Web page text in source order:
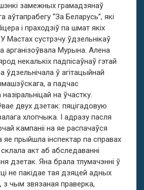
замежных грамадзянаў
аўтапрабегу “За Беларусь”, які
і праходзіў па шмат якіх
Мастах сустрэчу ўдзельнікаў
арганізоўвала Мурына. Алена
некалькіх падпісаўнаў гэтай
ўдзельнічала ў агітацыйнай
а падчас
на ўчастку.
двух дзетак: пяцігадовую
хлопчыка. І адразу пасля
кампаніі на яе распачаўся
яе прыйшла інспектар па справах
акт аб абследаванні
дзетак. Яна брала тлумачэнні ў
не пакідае тая дзяцей адных
чым звязаная праверка,